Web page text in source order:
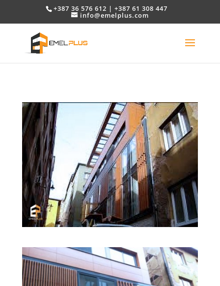
+387 36 576 612 | +387 61 308 447
info@emelplus.com